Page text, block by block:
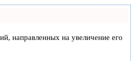
направленных на увеличение его